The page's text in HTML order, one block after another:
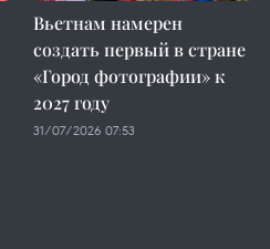
Вьетнам намерен
создать первый в стране
«Город фотографии» к
2027 году
31/07/2026 07:53